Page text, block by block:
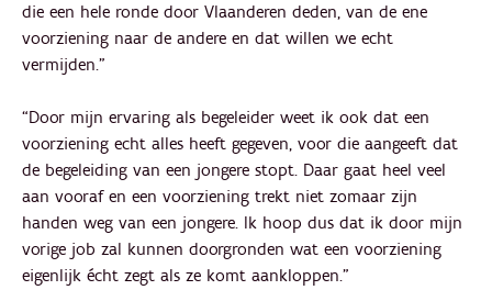
die een hele ronde door Vlaanderen deden, van de ene
voorziening naar de andere en dat willen we echt
vermijden.”
“Door mijn ervaring als begeleider weet ik ook dat een
voorziening echt alles heeft gegeven, voor die aangeeft dat
de begeleiding van een jongere stopt. Daar gaat heel veel
aan vooraf en een voorziening trekt niet zomaar zijn
handen weg van een jongere. Ik hoop dus dat ik door mijn
vorige job zal kunnen doorgronden wat een voorziening
eigenlijk écht zegt als ze komt aankloppen.”